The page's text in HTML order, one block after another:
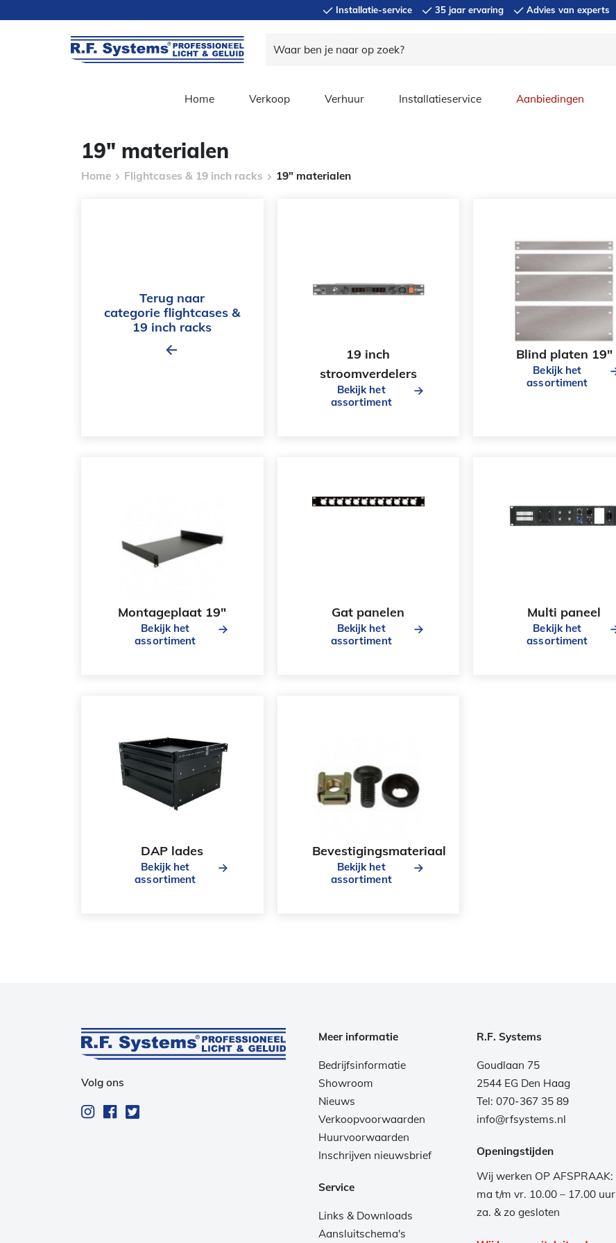
Installatie-service 35 jaar ervaring Advies van experts
Home Verkoop Verhuur Installatieservice Aanbiedingen
19" materialen
Home Flightcases & 19 inch racks 19" materialen
Terug naar
categorie flightcases &
19 inch racks
19 inch
stroomverdelers
Bekijk het
assortiment
Blind platen 19"
Bekijk het
assortiment
Montageplaat 19"
Bekijk het
assortiment
Gat panelen
Bekijk het
assortiment
Multi paneel
Bekijk het
assortiment
DAP lades
Bekijk het
assortiment
Bevestigingsmateriaal
Bekijk het
assortiment
Volg ons
Meer informatie
Bedrijfsinformatie
Showroom
Nieuws
Verkoopvoorwaarden
Huurvoorwaarden
Inschrijven nieuwsbrief
Service
Links & Downloads
Aansluitschema's
R.F. Systems
Goudlaan 75
2544 EG Den Haag
Tel: 070-367 35 89
info@rfsystems.nl
Openingstijden
Wij werken OP AFSPRAAK:
ma t/m vr. 10.00 – 17.00 uur
za. & zo gesloten